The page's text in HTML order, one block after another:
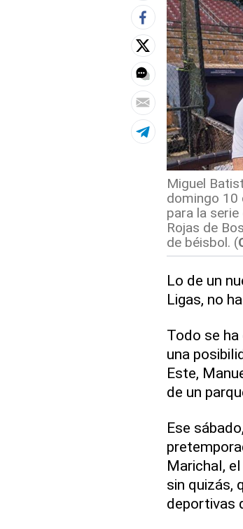
Miguel
domingo 10
para la
Rojas de
de béisbol. (
Lo de un
Ligas, no
Todo se
una
Este,
de un
Ese
Marichal,
sin quizás,
deportivas